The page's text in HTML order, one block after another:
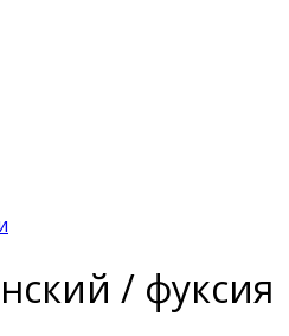
/ фуксия